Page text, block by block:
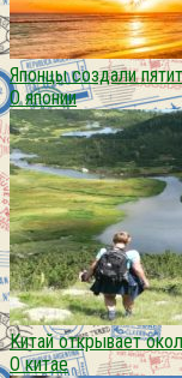
Японцы создали
О японии
Китай открывает
О китае